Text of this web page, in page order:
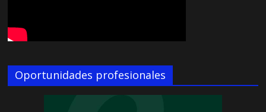
Oportunidades profesionales